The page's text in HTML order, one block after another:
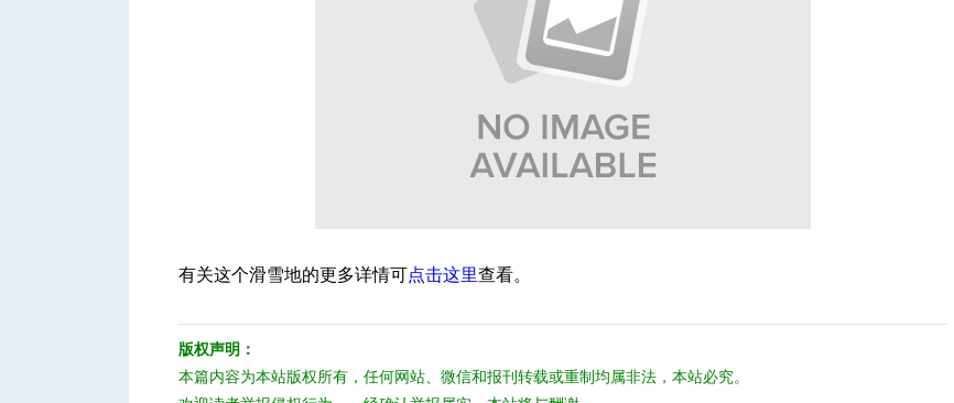
有关这个滑雪地的更多详情可点击这里查看。
版权声明：
本篇内容为本站版权所有，任何网站、微信和报刊转载或重制均属非法，本站必究。